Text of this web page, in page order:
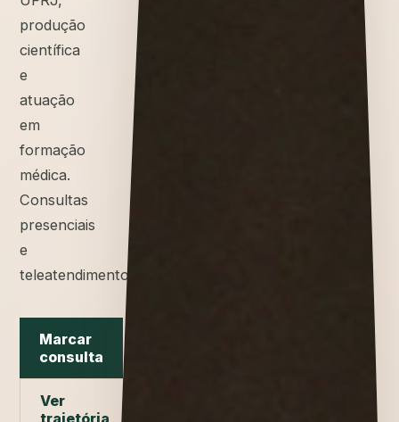
produção
científica
e
atuação
em
formação
médica.
Consultas
presenciais
e
teleatendimento.
Marcar
consulta
Ver
trajetória